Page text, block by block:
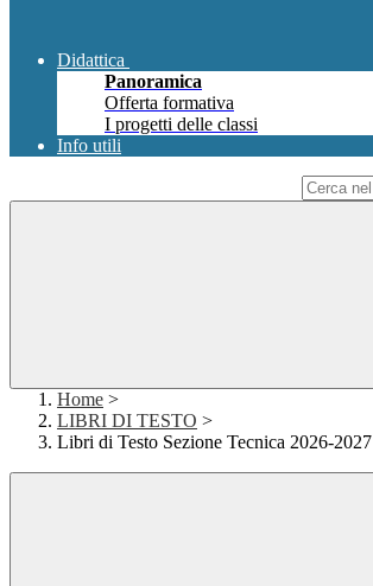
Didattica
Panoramica
Offerta formativa
I progetti delle classi
Info utili
Home >
LIBRI DI TESTO >
Libri di Testo Sezione Tecnica 2026-2027